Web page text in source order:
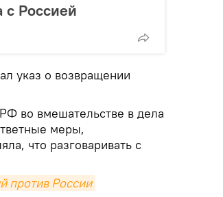
с Россией
указ о возвращении
во вмешательстве в дела
меры,
что разговаривать с
против России